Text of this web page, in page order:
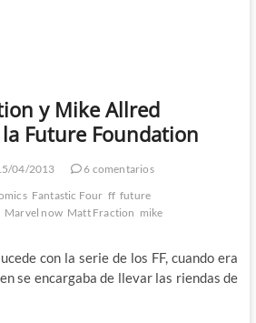
y Mike Allred
Future Foundation
04/2013
6 comentarios
Fantastic Four ff future
Marvel now Matt Fraction mike
con la serie de los FF, cuando era
se encargaba de llevar las riendas de